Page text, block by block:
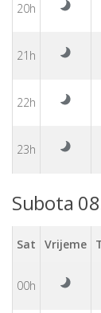
20h
21h
22h
23h
Subota
Sat Vrijeme
00h